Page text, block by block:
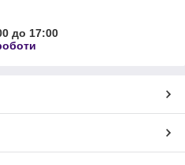
до 17:00